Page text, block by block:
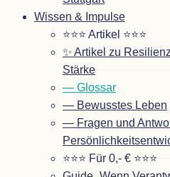
Wis­sen&Impulse
⭐⭐⭐ Arti­kel ⭐⭐⭐
✨ Arti­kel zu
Stärke
— Glos­sar
— Bewuss­tes Leben
— Fra­gen und
⭐⭐⭐ Für 0,- € ⭐⭐⭐